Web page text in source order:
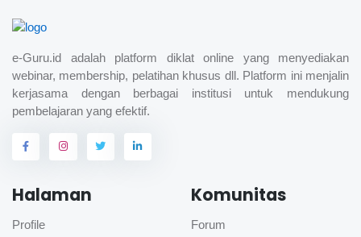
e-Guru.id adalah platform diklat online yang menyediakan
webinar, membership, pelatihan khusus dll. Platform ini menjalin
kerjasama dengan berbagai institusi untuk mendukung
pembelajaran yang efektif.
Halaman
Profile
Komunitas
Forum